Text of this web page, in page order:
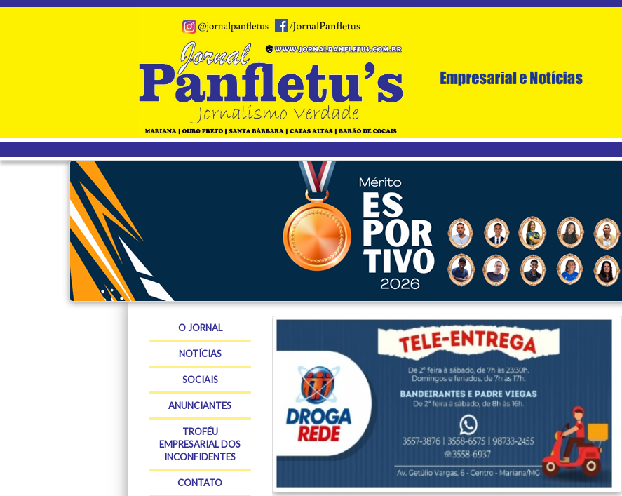
O JORNAL
NOTÍCIAS
SOCIAIS
ANUNCIANTES
TROFÉU
EMPRESARIAL DOS
INCONFIDENTES
CONTATO